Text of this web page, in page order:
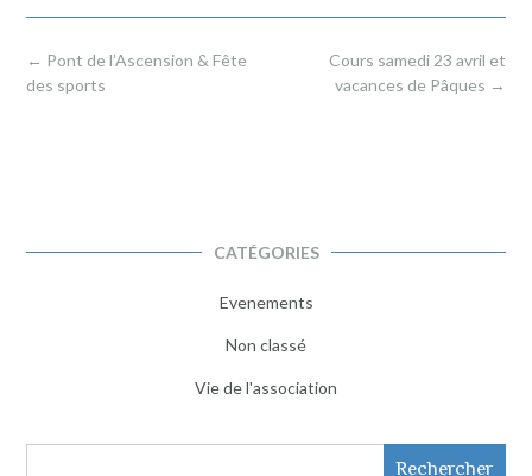
Post
navigation
Cours samedi 23 avril et
vacances de Pâques →
← Pont de l’Ascension & Fête
des sports
CATÉGORIES
Evenements
Non classé
Vie de l'association
Rechercher